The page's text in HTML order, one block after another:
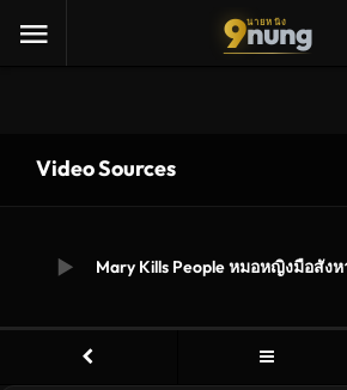
9นายหนัง
nung
Video Sources
Mary Kills People หมอหญิงมือสัง